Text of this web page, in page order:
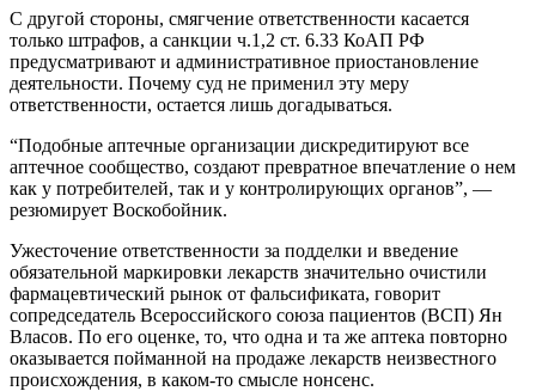
С другой стороны, смягчение ответственности касается
только штрафов, а санкции ч.1,2 ст. 6.33 КоАП РФ
предусматривают и административное приостановление
деятельности. Почему суд не применил эту меру
ответственности, остается лишь догадываться.
“Подобные аптечные организации дискредитируют все
аптечное сообщество, создают превратное впечатление о нем
как у потребителей, так и у контролирующих органов”, —
резюмирует Воскобойник.
Ужесточение ответственности за подделки и введение
обязательной маркировки лекарств значительно очистили
фармацевтический рынок от фальсификата, говорит
сопредседатель Всероссийского союза пациентов (ВСП) Ян
Власов. По его оценке, то, что одна и та же аптека повторно
оказывается пойманной на продаже лекарств неизвестного
происхождения, в каком-то смысле нонсенс.